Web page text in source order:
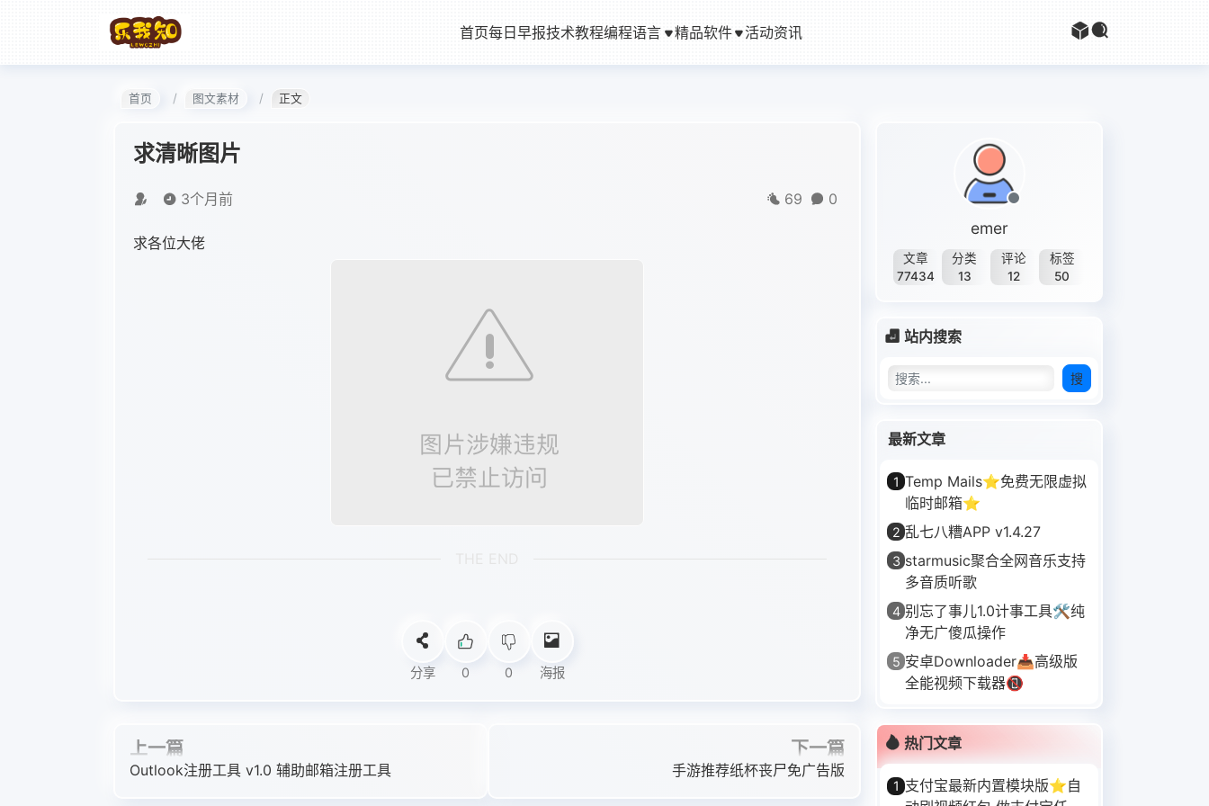
首页每日早报技术教程编程语言 精品软件 活动资讯
首页 图文素材 正文
求清晰图片
3个月前 69 0
求各位大佬
分享 0 0 海报
上一篇
Outlook注册工具 v1.0 辅助邮箱注册工具
下一篇
手游推荐纸杯丧尸免广告版
emer
文章
77434
分类
13
评论
12
标签
50
站内搜索
搜
最新文章
1 Temp Mails⭐免费无限虚拟
临时邮箱⭐
2 乱七八糟APP v1.4.27
3 starmusic聚合全网音乐支持
多音质听歌
4 别忘了事儿1.0计事工具🛠️纯
净无广傻瓜操作
5 安卓Downloader📥高级版
全能视频下载器📵
热门文章
1 支付宝最新内置模块版⭐自